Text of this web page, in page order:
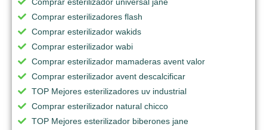
Comprar esterilizadores flash
Comprar esterilizador wakids
Comprar esterilizador wabi
Comprar esterilizador mamaderas avent valor
Comprar esterilizador avent descalcificar
TOP Mejores esterilizadores uv industrial
Comprar esterilizador natural chicco
TOP Mejores esterilizador biberones jane